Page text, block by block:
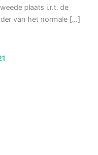
plaats i.r.t. de
van het normale […]